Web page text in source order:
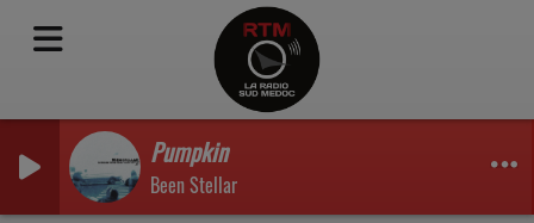
Pumpkin
Been Stellar